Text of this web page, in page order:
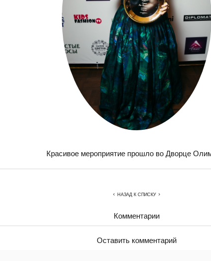
Красивое мероприятие прошло во Дворце
НАЗАД К СПИСКУ
Комментарии
Оставить комментарий